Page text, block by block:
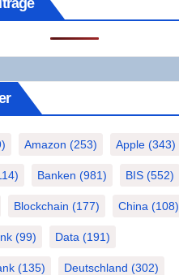
Amazon (253) Apple (343)
Banken (981) BIS (552)
Blockchain (177) China (108)
(99) Data (191)
(135) Deutschland (302)